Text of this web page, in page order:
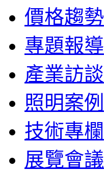
價格趨勢
專題報導
產業訪談
照明案例
技術專欄
展覽會議